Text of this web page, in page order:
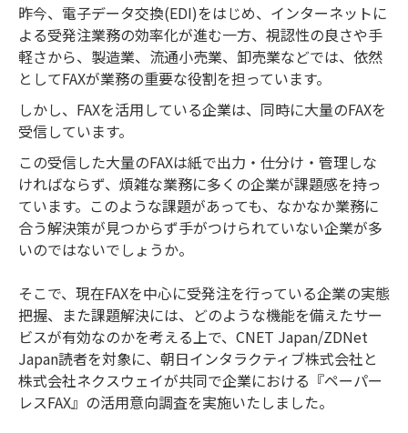
昨今、電子データ交換(EDI)をはじめ、インターネットに
よる受発注業務の効率化が進む一方、視認性の良さや手
軽さから、製造業、流通小売業、卸売業などでは、依然
としてFAXが業務の重要な役割を担っています。
しかし、FAXを活用している企業は、同時に大量のFAXを
受信しています。
この受信した大量のFAXは紙で出力・仕分け・管理しな
ければならず、煩雑な業務に多くの企業が課題感を持っ
ています。このような課題があっても、なかなか業務に
合う解決策が見つからず手がつけられていない企業が多
いのではないでしょうか。
そこで、現在FAXを中心に受発注を行っている企業の実態
把握、また課題解決には、どのような機能を備えたサー
ビスが有効なのかを考える上で、CNET Japan/ZDNet
Japan読者を対象に、朝日インタラクティブ株式会社と
株式会社ネクスウェイが共同で企業における『ペーパー
レスFAX』の活用意向調査を実施いたしました。